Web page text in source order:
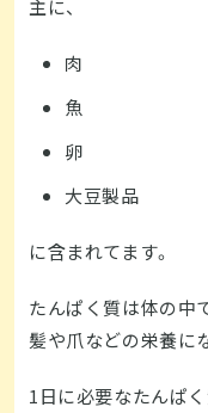
主に、
肉
魚
卵
大豆製品
に含まれてます。
たんぱく質は体の中
髪や爪などの栄養に
1日に必要なたんぱ